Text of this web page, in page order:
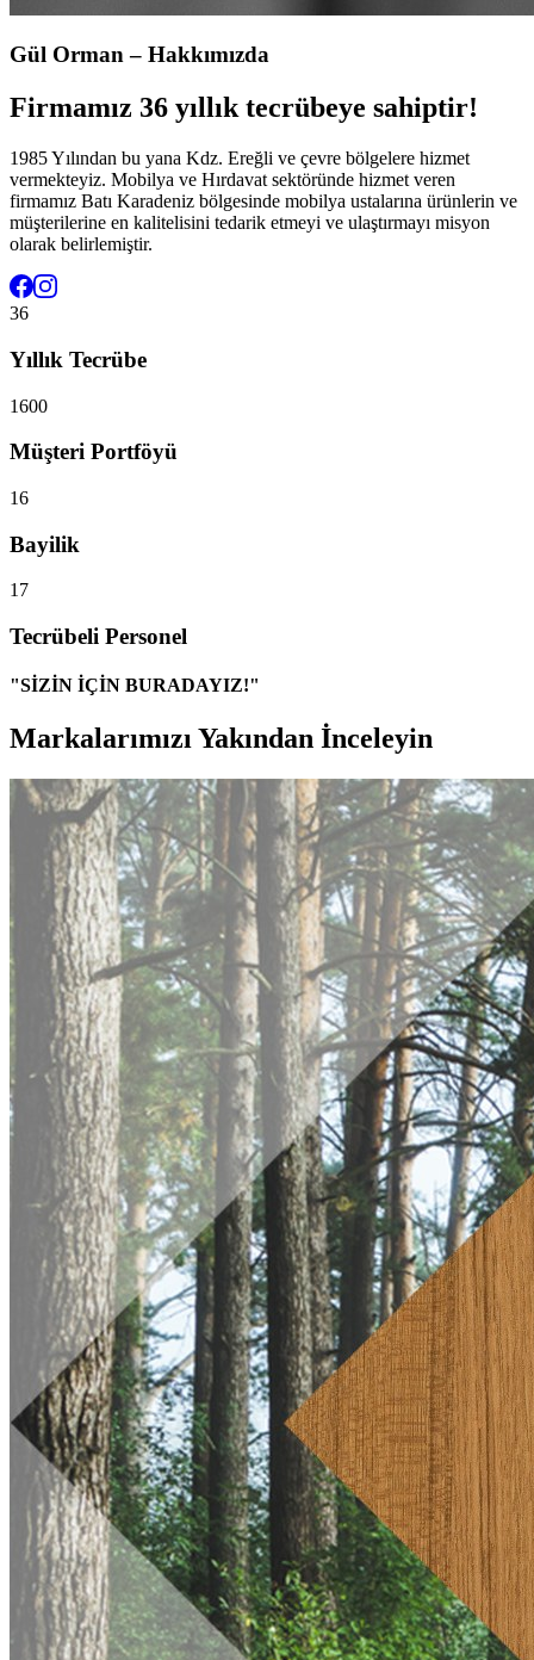
Gül Orman – Hakkımızda
Firmamız 36 yıllık tecrübeye sahiptir!
1985 Yılından bu yana Kdz. Ereğli ve çevre bölgelere hizmet
vermekteyiz. Mobilya ve Hırdavat sektöründe hizmet veren
firmamız Batı Karadeniz bölgesinde mobilya ustalarına ürünlerin ve
müşterilerine en kalitelisini tedarik etmeyi ve ulaştırmayı misyon
olarak belirlemiştir.
36
Yıllık Tecrübe
1600
Müşteri Portföyü
16
Bayilik
17
Tecrübeli Personel
"SİZİN İÇİN BURADAYIZ!"
Markalarımızı Yakından İnceleyin